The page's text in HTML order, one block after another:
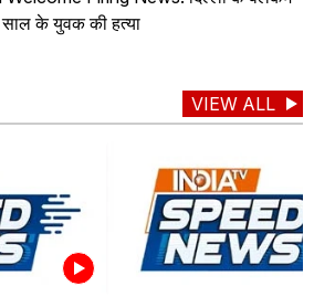
के युवक की हत्या
VIEW ALL